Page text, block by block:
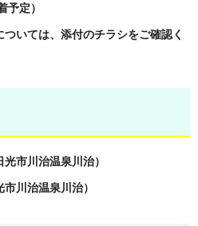
予定）
いては、添付のチラシをご確認く
市川治温泉川治）
川治温泉川治）